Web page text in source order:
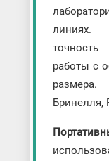
линиях.
работы с
Бринелля,